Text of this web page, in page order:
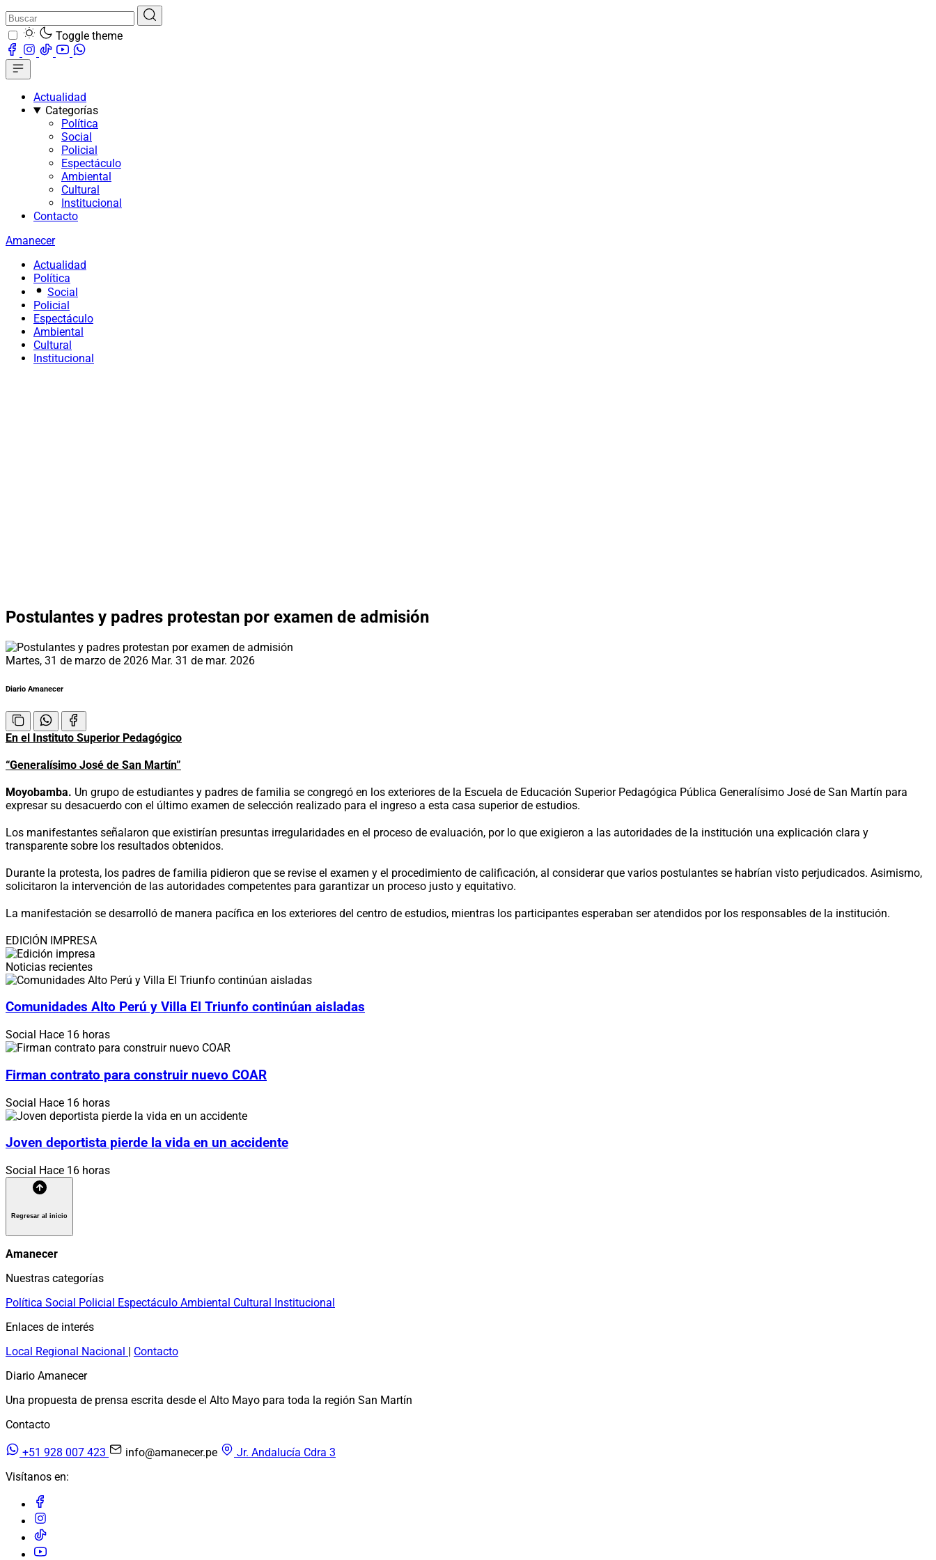
Toggle theme
Actualidad
Categorías
Política
Social
Policial
Espectáculo
Ambiental
Cultural
Institucional
Contacto
Amanecer
Actualidad
Política
Social
Policial
Espectáculo
Ambiental
Cultural
Institucional
Postulantes y padres protestan por examen de admisión
Martes, 31 de marzo de 2026 Mar. 31 de mar. 2026
Diario Amanecer
En el Instituto Superior Pedagógico
“Generalísimo José de San Martín”
Moyobamba. Un grupo de estudiantes y padres de familia se congregó en los exteriores de la Escuela de Educación Superior Pedagógica Pública Generalísimo José de San Martín para
expresar su desacuerdo con el último examen de selección realizado para el ingreso a esta casa superior de estudios.
Los manifestantes señalaron que existirían presuntas irregularidades en el proceso de evaluación, por lo que exigieron a las autoridades de la institución una explicación clara y
transparente sobre los resultados obtenidos.
Durante la protesta, los padres de familia pidieron que se revise el examen y el procedimiento de calificación, al considerar que varios postulantes se habrían visto perjudicados. Asimismo,
solicitaron la intervención de las autoridades competentes para garantizar un proceso justo y equitativo.
La manifestación se desarrolló de manera pacífica en los exteriores del centro de estudios, mientras los participantes esperaban ser atendidos por los responsables de la institución.
EDICIÓN IMPRESA
Noticias recientes
Comunidades Alto Perú y Villa El Triunfo continúan aisladas
Social Hace 16 horas
Firman contrato para construir nuevo COAR
Social Hace 16 horas
Joven deportista pierde la vida en un accidente
Social Hace 16 horas
Regresar al inicio
Amanecer
Nuestras categorías
Política Social Policial Espectáculo Ambiental Cultural Institucional
Enlaces de interés
Local Regional Nacional | Contacto
Diario Amanecer
Una propuesta de prensa escrita desde el Alto Mayo para toda la región San Martín
Contacto
+51 928 007 423 info@amanecer.pe
Jr. Andalucía Cdra 3
Visítanos en: